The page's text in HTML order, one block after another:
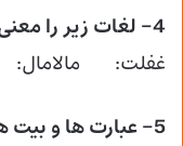
4- لغات زیر را معنی کنید.
غفلت:
5- عبارت ها و بیت